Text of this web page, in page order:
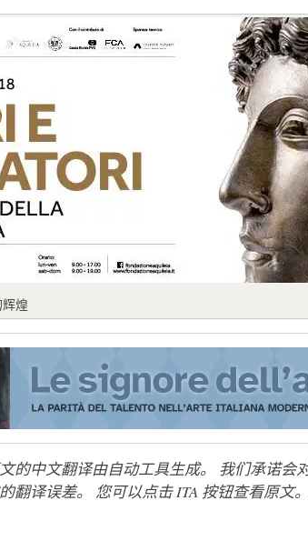
煌
的中文翻译由自动工具生成。 我们承诺会
翻译误差。 您可以点击 ITA 按钮查看原文